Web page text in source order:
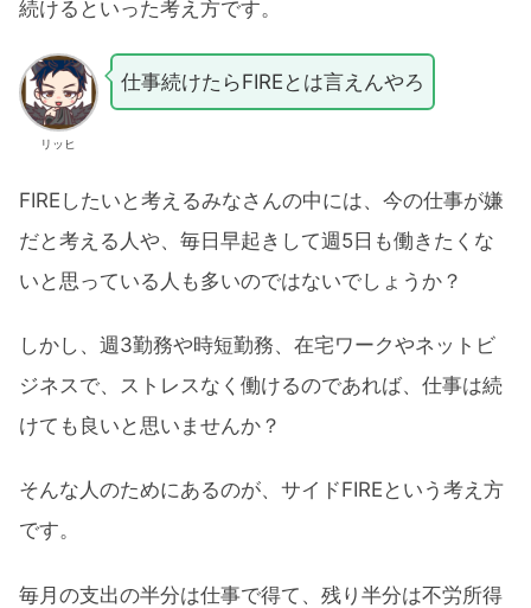
続けるといった考え方です。
リッヒ
仕事続けたらFIREとは言えんやろ
FIREしたいと考えるみなさんの中には、今の仕事が嫌
だと考える人や、毎日早起きして週5日も働きたくな
いと思っている人も多いのではないでしょうか？
しかし、週3勤務や時短勤務、在宅ワークやネットビ
ジネスで、ストレスなく働けるのであれば、仕事は続
けても良いと思いませんか？
そんな人のためにあるのが、サイドFIREという考え方
です。
毎月の支出の半分は仕事で得て、残り半分は不労所得